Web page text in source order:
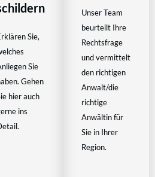
Sie,
Sie
Gehen
hier auch
ins
Unser Team
beurteilt Ihre
Rechtsfrage
und vermittelt
den richtigen
Anwalt/die
richtige
Anwältin für
Sie in Ihrer
Region.